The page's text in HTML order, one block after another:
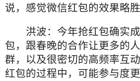
说，感觉微信红包的效果略胜
洪波：今年抢红包确实
包，跟春晚的合作让更多的
群，以及很密切的高频率互
红包的过程中，可能参与度